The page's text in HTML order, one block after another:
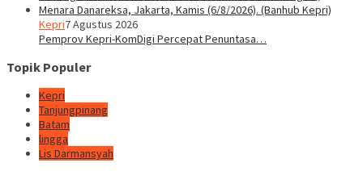
Kepri7 Agustus 2026
Pemprov Kepri-KomDigi Percepat Penuntasa…
Topik Populer
Kepri
Tanjungpinang
Batam
lingga
Lis Darmansyah